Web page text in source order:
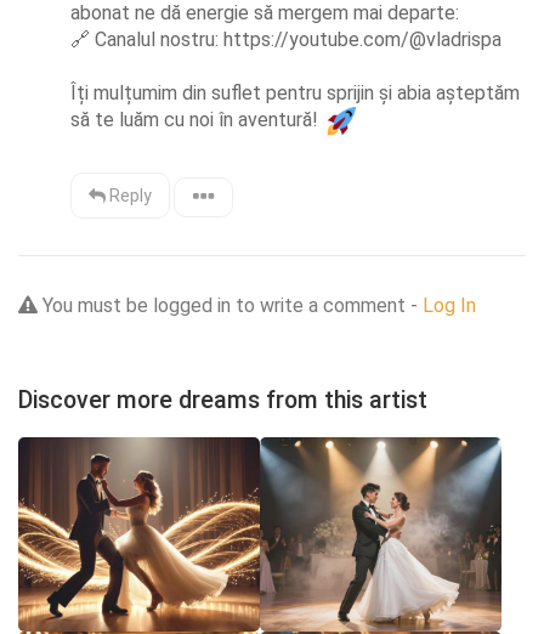
🔗 Canalul nostru: https://youtube.com/@vladrispa
Îți mulțumim din suflet pentru sprijin și abia așteptăm
să te luăm cu noi în aventură!
Reply
You must be logged in to write a comment - Log In
Discover more dreams from this artist